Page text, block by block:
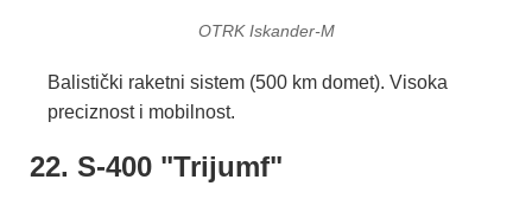
OTRK Iskander-M
Balistički raketni sistem (500 km domet). Visoka
preciznost i mobilnost.
22. S-400 "Trijumf"